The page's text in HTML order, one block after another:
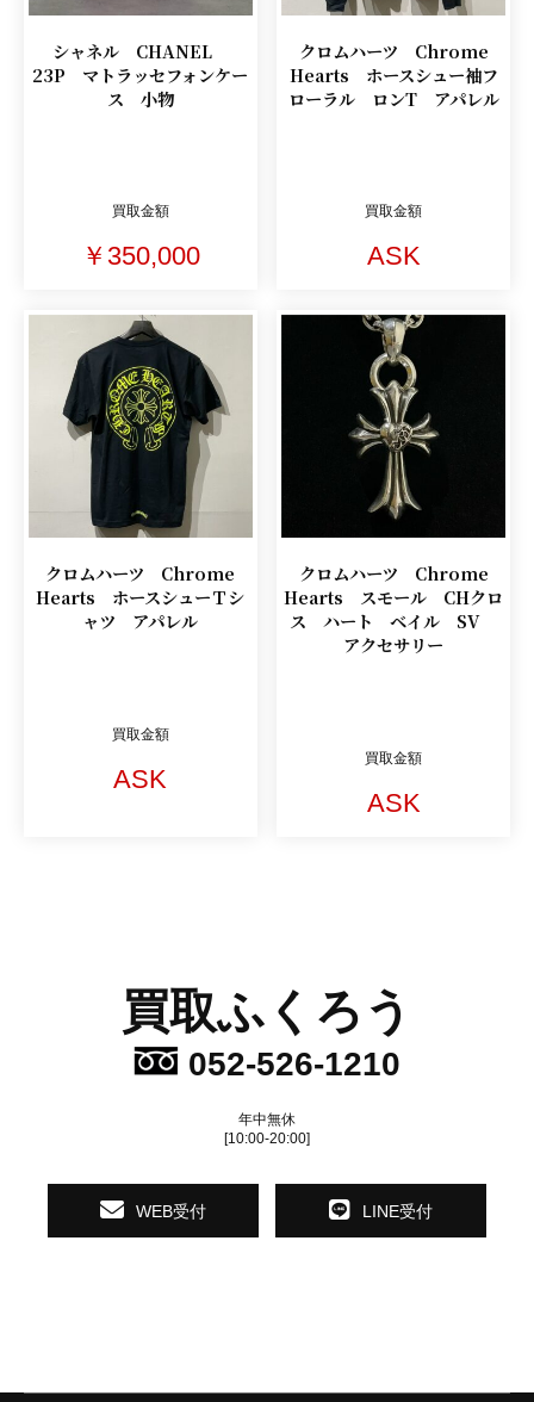
シャネル CHANEL
23P マトラッセフォンケー
ス 小物
買取金額
￥350,000
クロムハーツ Chrome
Hearts ホースシュー袖フ
ローラル ロンT アパレル
買取金額
ASK
クロムハーツ Chrome
Hearts ホースシューＴシ
ャツ アパレル
買取金額
ASK
クロムハーツ Chrome
Hearts スモール CHクロ
ス ハート ベイル SV
アクセサリー
買取金額
ASK
買取ふくろう
052-526-1210
年中無休
[10:00-20:00]
WEB受付 LINE受付